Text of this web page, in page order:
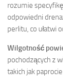
rozumie
odpowiedni
perlitu, co ułatwi
Wilgotność
pochodzących z
takich jak